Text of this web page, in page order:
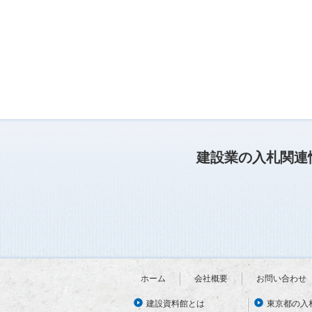
建設業の入札関
ホーム 会社概要 お問い合わせ
建設資料館とは 東京都の入